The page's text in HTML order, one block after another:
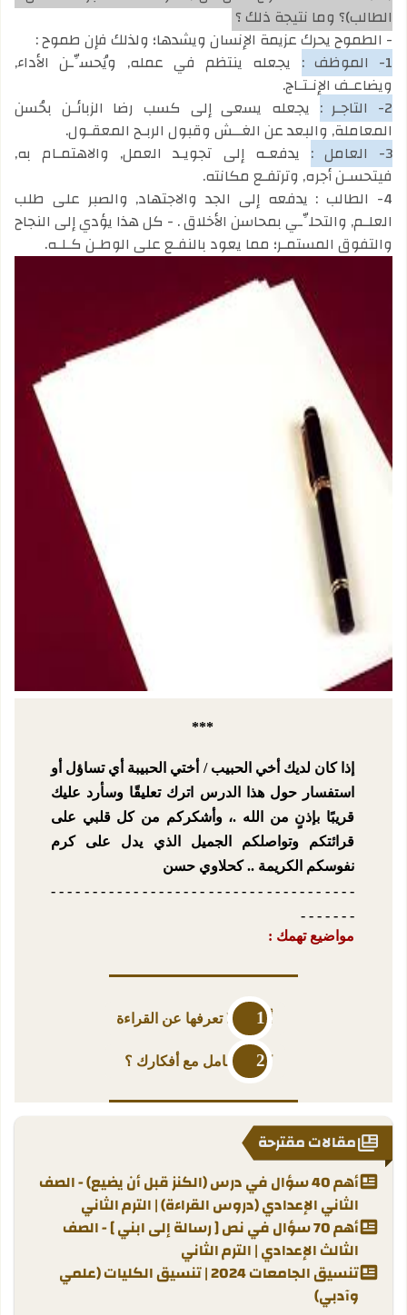
الطالب)؟ وما نتيجة ذلك ؟
- الطموح يحرك عزيمة الإنسان ويشدها؛ ولذلك فإن طموح :
1- الموظف :
يجعله ينتظم في عمله, ويُحسِّـن الأداء,
ويضاعـف الإنـتـاج.
2- التاجـر :
يجعله يسعى إلى كسب رضا الزبائـن بحُسن
المعاملة, والبعد عن الغــش وقبول الربـح المعقـول.
3- العامل :
يدفعـه إلى تجويـد العمل, والاهتمـام به,
فيتحسـن أجره, وترتفـع مكانته.
4- الطالب : يدفعه إلى الجد والاجتهاد, والصبر على طلب
العلـم, والتحلِّـي بمحاسن الأخلاق . - كل هذا يؤدي إلى النجاح
والتفوق المستمـر؛ مما يعود بالنفـع على الوطـن كـلـه.
***
إذا كان لديك أخي الحبيب / أختي الحبيبة أي تساؤل أو
استفسار حول هذا الدرس اترك تعليقًا وسأرد عليك
قريبًا بإذنٍ من الله .، وأشكركم من كل قلبي على
قرائتكم وتواصلكم الجميل الذي يدل على كرم
نفوسكم الكريمة .. كحلاوي حسن
- - - - - - - - - - - - - - - - - - - - - - - - - - - - - - - - - - - - -
- - - - - - -
مواضيع تهمك :
أسرار لا تعرفها عن القراءة
كيف تتعامل مع أفكارك ؟
مقالات مقترحة
أهم 40 سؤال في درس (الكنز قبل أن يضيع) - الصف
الثاني الإعدادي (دروس القراءة) | الترم الثاني
أهم 70 سؤال في نص [ رسالة إلى ابني ] - الصف
الثالث الإعدادي | الترم الثاني
تنسيق الجامعات 2024 | تنسيق الكليات (علمي
وآدبي)